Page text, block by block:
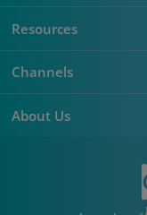
Resources
Channels
About Us